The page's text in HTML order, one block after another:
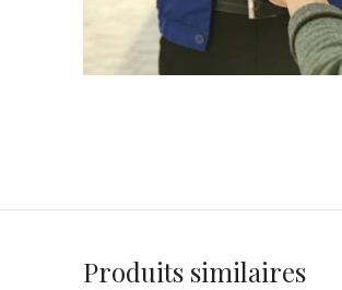
Produits similaires